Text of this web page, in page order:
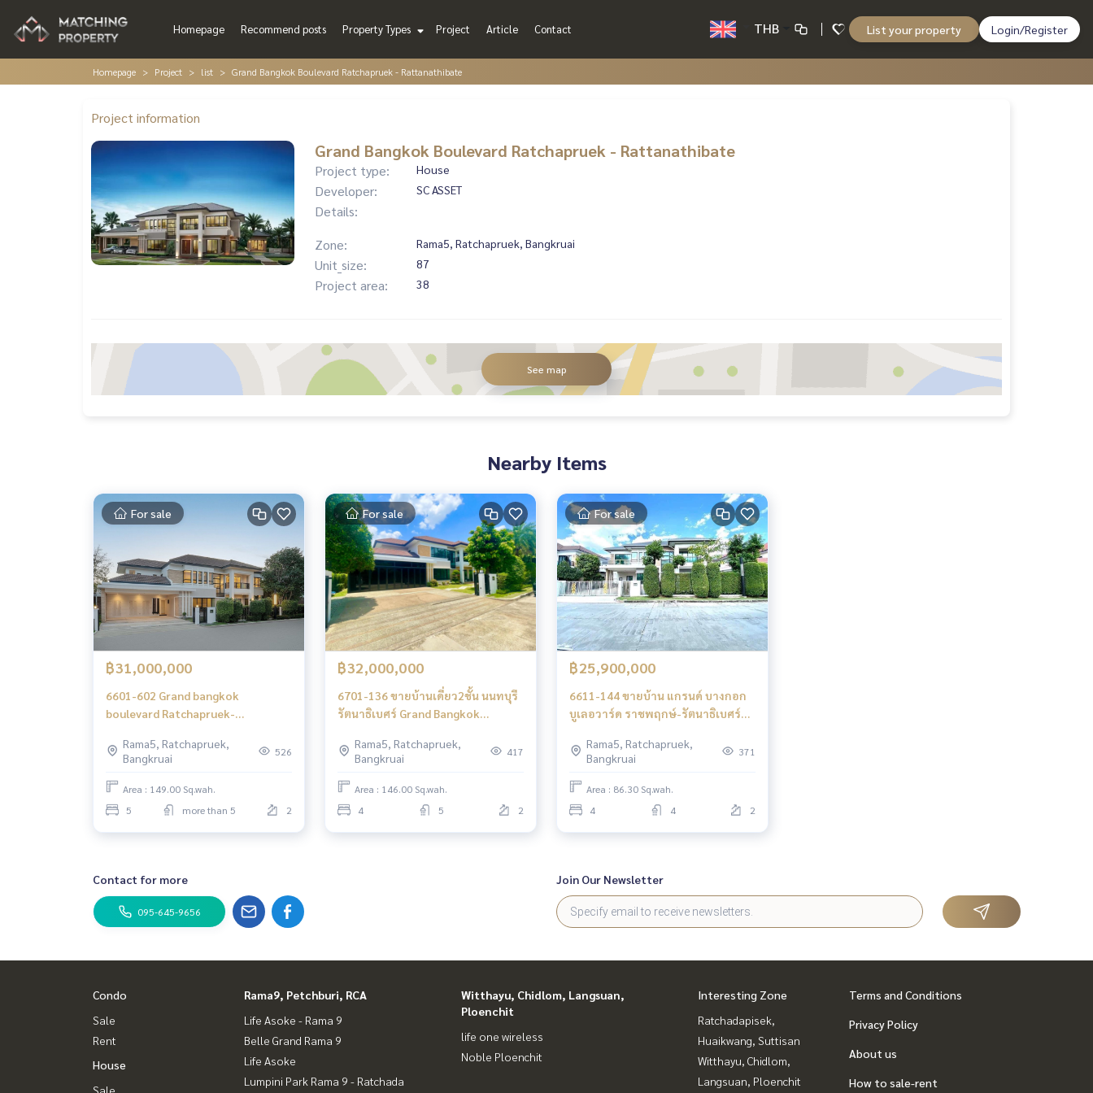
Homepage Recommend posts Property Types Project Article Contact THB List your property Login/Register
Homepage Project list Grand Bangkok Boulevard Ratchapruek - Rattanathibate
Project information
Grand Bangkok Boulevard Ratchapruek - Rattanathibate
Project type: House
Developer: SC ASSET
Details:
Zone:
Rama5, Ratchapruek, Bangkruai
Unit_size: 87
Project area: 38
See map
Nearby Items
For sale
฿31,000,000
6601-602 Grand bangkok
boulevard Ratchapruek-
Rama5, Ratchapruek,
Bangkruai
526
Area : 149.00 Sq.wah.
5
more than 5 2
For sale
฿32,000,000
6701-136 ขายบ้านเดี่ยว2ชั้น นนทบุรี
รัตนาธิเบศร์ Grand Bangkok
4ห้องนอน
Rama5, Ratchapruek,
Bangkruai
417
Area : 146.00 Sq.wah.
4
5 2
For sale
฿25,900,000
6611-144 ขายบ้าน แกรนด์ บางกอก
บูเลอวาร์ด ราชพฤกษ์-รัตนาธิเบศร์
Rama5, Ratchapruek,
Bangkruai
371
Area : 86.30 Sq.wah.
4
4 2
Contact for more
095-645-9656
Join Our Newsletter
Condo
Sale
Rent
House
Sale
Rama9, Petchburi, RCA
Life Asoke - Rama 9
Belle Grand Rama 9
Life Asoke
Lumpini Park Rama 9 - Ratchada
Witthayu, Chidlom, Langsuan,
Ploenchit
life one wireless
Noble Ploenchit
Interesting Zone
Ratchadapisek,
Huaikwang, Suttisan
Witthayu, Chidlom,
Langsuan, Ploenchit
Terms and Conditions
Privacy Policy
About us
How to sale-rent